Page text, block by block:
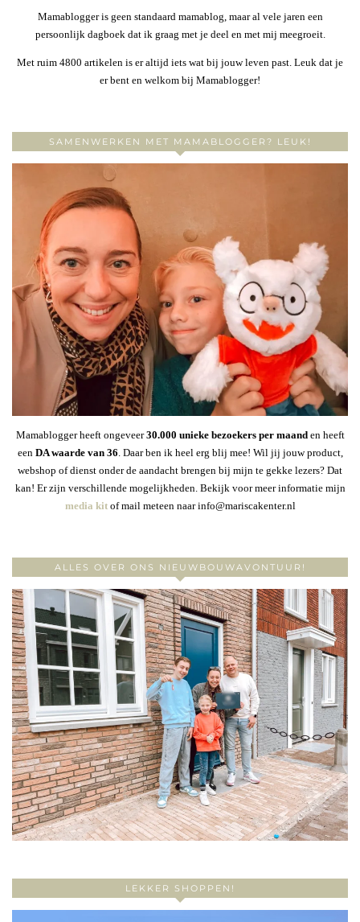
Mamablogger is geen standaard mamablog, maar al vele jaren een
persoonlijk dagboek dat ik graag met je deel en met mij meegroeit.
Met ruim 4800 artikelen is er altijd iets wat bij jouw leven past. Leuk dat je
er bent en welkom bij Mamablogger!
SAMENWERKEN MET MAMABLOGGER? LEUK!
Mamablogger heeft ongeveer30.000 unieke bezoekers per maanden heeft
een DA waarde van 36 . Daar ben ik heel erg blij mee! Wil jij jouw product,
webshop of dienst onder de aandacht brengen bij mijn te gekke lezers? Dat
kan! Er zijn verschillende mogelijkheden. Bekijk voor meer informatie mijn
media kitof mail meteen naar info@mariscakenter.nl
ALLES OVER ONS NIEUWBOUWAVONTUUR!
LEKKER SHOPPEN!